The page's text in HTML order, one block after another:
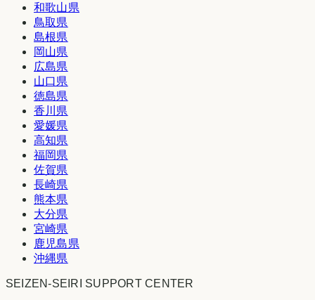
和歌山県
鳥取県
島根県
岡山県
広島県
山口県
徳島県
香川県
愛媛県
高知県
福岡県
佐賀県
長崎県
熊本県
大分県
宮崎県
鹿児島県
沖縄県
SEIZEN-SEIRI SUPPORT CENTER